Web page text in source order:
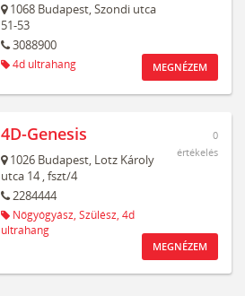
1068 Budapest,Szondi utca
51-53
3088900
4d ultrahang MEGNÉZEM
4D-Genesis
1026 Budapest, Lotz Károly
utca 14, fszt/4
2284444
Nőgyógyász, Szülész, 4d
ultrahang
0
értékelés
MEGNÉZEM